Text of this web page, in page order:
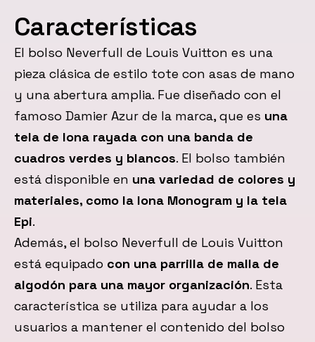
Características
El bolso Neverfull de Louis Vuitton es una
pieza clásica de estilo tote con asas de mano
y una abertura amplia. Fue diseñado con el
famoso Damier Azur de la marca, que es una
tela de lona rayada con una banda de
cuadros verdes y blancos. El bolso también
está disponible en una variedad de colores y
materiales, como la lona Monogram y la tela
Epi.
Además, el bolso Neverfull de Louis Vuitton
está equipado con una parrilla de malla de
algodón para una mayor organización. Esta
característica se utiliza para ayudar a los
usuarios a mantener el contenido del bolso